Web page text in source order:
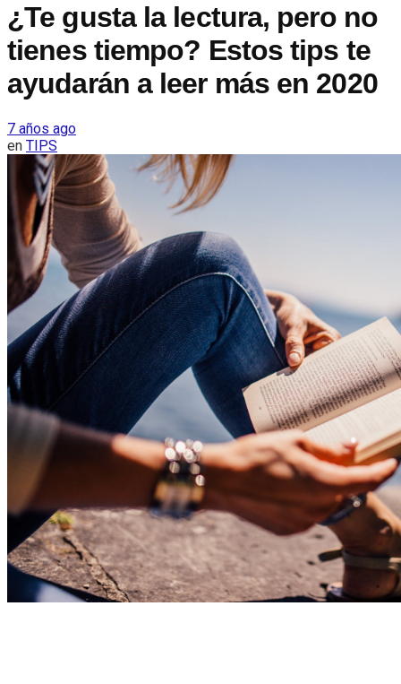
¿Te gusta la lectura, pero no
tienes tiempo? Estos tips te
ayudarán a leer más en 2020
7 años ago
en TIPS